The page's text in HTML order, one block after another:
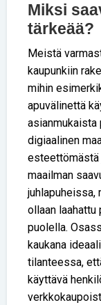
Miksi
tärkeää?
Meistä
kaupunkiin
mihin
apuvälinettä
asianmukaista
digiaalinen
esteettömästä
maailman
juhlapuheissa,
ollaan
puolella.
kaukana
tilanteessa,
käyttävä